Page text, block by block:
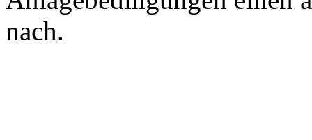
nach.